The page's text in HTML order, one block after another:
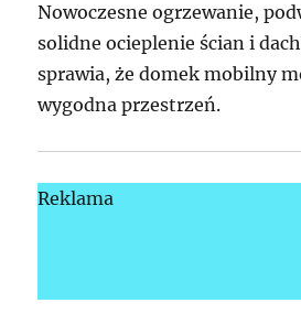
Nowoczesne ogrzewanie,
solidne ocieplenie ścian i
sprawia, że domek mobilny
wygodna przestrzeń.
Reklama